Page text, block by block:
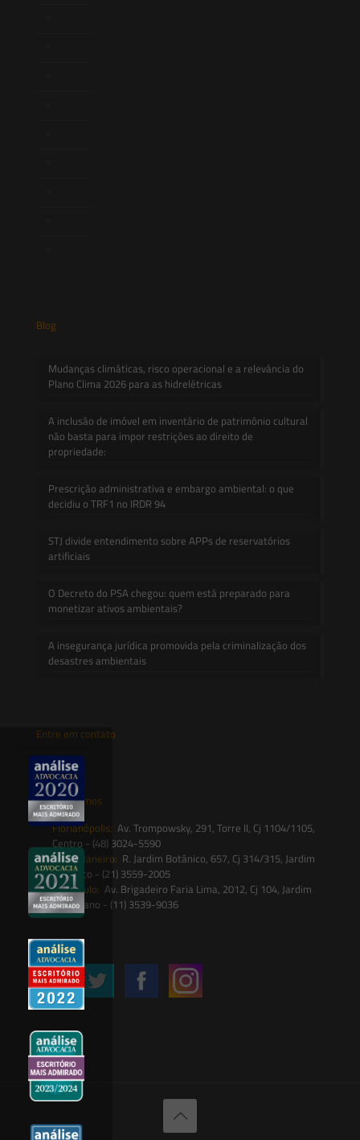
Blog
Mudanças climáticas, risco operacional e a relevância do
Plano Clima 2026 para as hidrelétricas
A inclusão de imóvel em inventário de patrimônio cultural
não basta para impor restrições ao direito de
propriedade:
Prescrição administrativa e embargo ambiental: o que
decidiu o TRF1 no IRDR 94
STJ divide entendimento sobre APPs de reservatórios
artificiais
O Decreto do PSA chegou: quem está preparado para
monetizar ativos ambientais?
A insegurança jurídica promovida pela criminalização dos
desastres ambientais
Entre em contato
contato@saesadvogados.com.br
Onde estamos
Florianópolis: Av. Trompowsky, 291, Torre II, Cj 1104/1105,
Centro - (48) 3024-5590
Rio de Janeiro: R. Jardim Botânico, 657, Cj 314/315, Jardim
Botânico - (21) 3559-2005
São Paulo: Av. Brigadeiro Faria Lima, 2012, Cj 104, Jardim
Paulistano - (11) 3539-9036
Siga-nos